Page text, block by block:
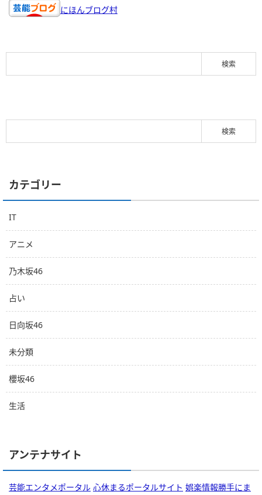
にほんブログ村
カテゴリー
IT
アニメ
乃木坂46
占い
日向坂46
未分類
櫻坂46
生活
アンテナサイト
芸能エンタメポータル 心休まるポータルサイト 娯楽情報勝手にま